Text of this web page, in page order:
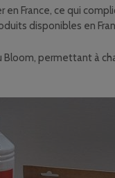
France, ce qui
disponibles en
Bloom, permettant à